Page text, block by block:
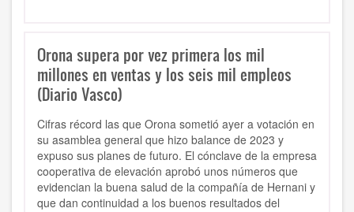
Orona supera por vez primera los mil
millones en ventas y los seis mil empleos
(Diario Vasco)
Cifras récord las que Orona sometió ayer a votación en
su asamblea general que hizo balance de 2023 y
expuso sus planes de futuro. El cónclave de la empresa
cooperativa de elevación aprobó unos números que
evidencian la buena salud de la compañía de Hernani y
que dan continuidad a los buenos resultados del